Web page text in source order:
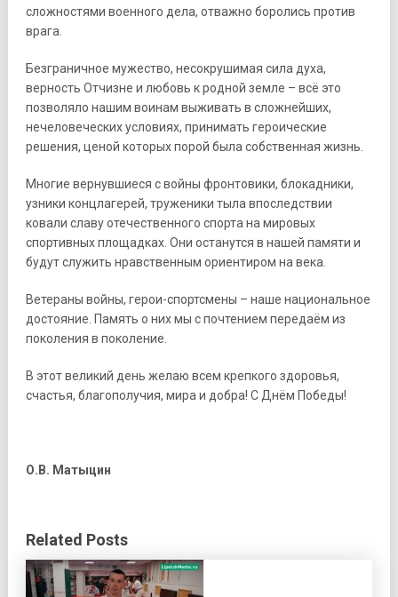
сложностями военного дела, отважно боролись против
врага.
Безграничное мужество, несокрушимая сила духа,
верность Отчизне и любовь к родной земле – всё это
позволяло нашим воинам выживать в сложнейших,
нечеловеческих условиях, принимать героические
решения, ценой которых порой была собственная жизнь.
Многие вернувшиеся с войны фронтовики, блокадники,
узники концлагерей, труженики тыла впоследствии
ковали славу отечественного спорта на мировых
спортивных площадках. Они останутся в нашей памяти и
будут служить нравственным ориентиром на века.
Ветераны войны, герои-спортсмены – наше национальное
достояние. Память о них мы с почтением передаём из
поколения в поколение.
В этот великий день желаю всем крепкого здоровья,
счастья, благополучия, мира и добра! С Днём Победы!
О.В. Матыцин
Related Posts